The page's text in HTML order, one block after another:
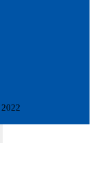
2022